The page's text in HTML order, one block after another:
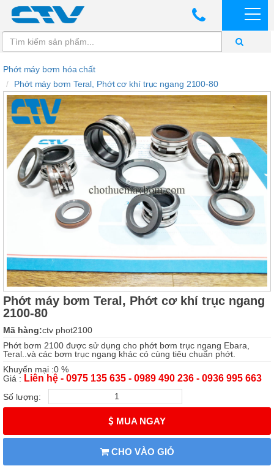
Phớt máy bơm hóa chất
Phớt máy bơm Teral, Phớt cơ khí trục ngang 2100-80
Phớt máy bơm Teral, Phớt cơ khí trục ngang
2100-80
Mã hàng:ctv phot2100
Phớt bơm 2100 được sử dụng cho phớt bơm trục ngang Ebara,
Teral..và các bơm trục ngang khác có cùng tiêu chuẩn phớt.
Khuyến mại :0 %
Giá : Liên hệ - 0975 135 635 - 0989 490 236 - 0936 995 663
Số lượng:
MUA NGAY
CHO VÀO GIỎ